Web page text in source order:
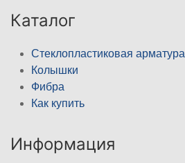
Каталог
Стеклопластиковая арматура
Колышки
Фибра
Как купить
Информация